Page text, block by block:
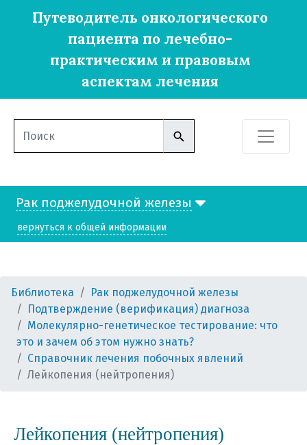
Путеводитель онкологического
пациента по лечебно-
практическим и правовым
аспектам лечения
Рак поджелудочной железы
вернуться к общей информации
Библиотека
Рак поджелудочной железы
Подтверждение (верификация) диагноза
Молекулярно-генетическое тестирование: что
это и зачем об этом нужно знать?
Справочник лечения побочных явлений
Лейкопения (нейтропения)
Лейкопения (нейтропения)